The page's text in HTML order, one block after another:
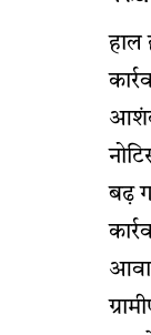
हाल
बढ़